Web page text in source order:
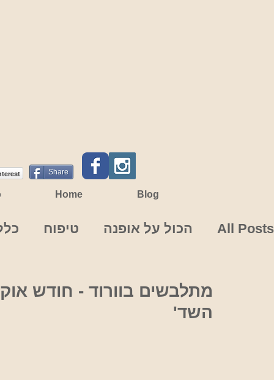
Home Blog
All Posts הכול על אופנה טיפוח
מתלבשים בוורוד - חודש
השד'
Share